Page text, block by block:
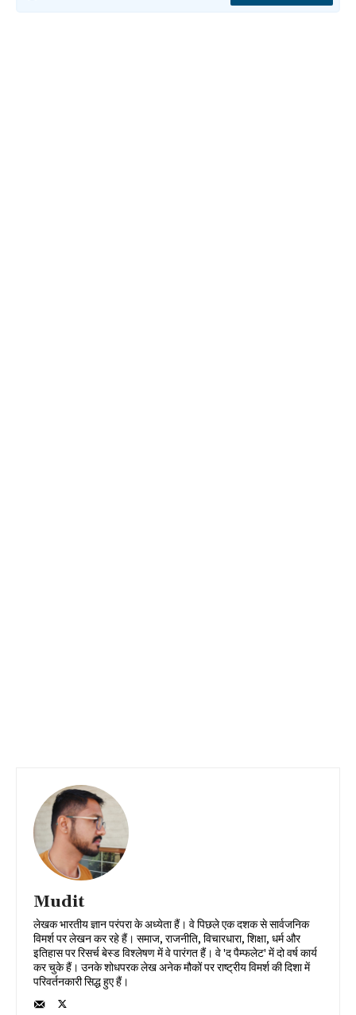
Mudit
लेखक भारतीय ज्ञान परंपरा के अध्येता हैं। वे पिछले एक दशक से सार्वजनिक
विमर्श पर लेखन कर रहे हैं। समाज, राजनीति, विचारधारा, शिक्षा, धर्म और
इतिहास पर रिसर्च बेस्ड विश्लेषण में वे पारंगत हैं। वे 'द पैम्फलेट' में दो वर्ष कार्य
कर चुके हैं। उनके शोधपरक लेख अनेक मौकों पर राष्ट्रीय विमर्श की दिशा में
परिवर्तनकारी सिद्ध हुए हैं।